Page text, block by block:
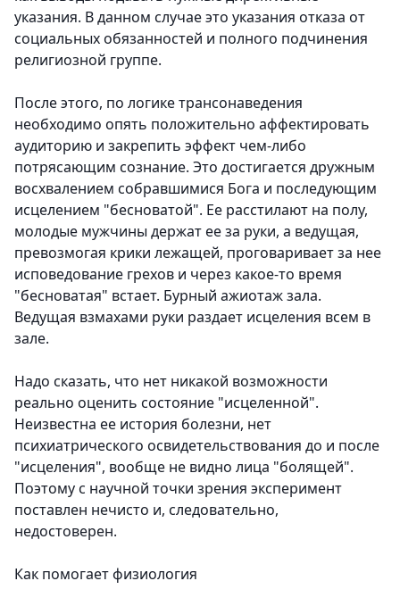
указания. В данном случае это указания отказа от
социальных обязанностей и полного подчинения
религиозной группе.
После этого, по логике трансонаведения
необходимо опять положительно аффектировать
аудиторию и закрепить эффект чем-либо
потрясающим сознание. Это достигается дружным
восхвалением собравшимися Бога и последующим
исцелением "бесноватой". Ее расстилают на полу,
молодые мужчины держат ее за руки, а ведущая,
превозмогая крики лежащей, проговаривает за нее
исповедование грехов и через какое-то время
"бесноватая" встает. Бурный ажиотаж зала.
Ведущая взмахами руки раздает исцеления всем в
зале.
Надо сказать, что нет никакой возможности
реально оценить состояние "исцеленной".
Неизвестна ее история болезни, нет
психиатрического освидетельствования до и после
"исцеления", вообще не видно лица "болящей".
Поэтому с научной точки зрения эксперимент
поставлен нечисто и, следовательно,
недостоверен.
Как помогает физиология